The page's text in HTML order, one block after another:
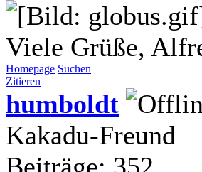
Viele Grüße,
Homepage Suchen
Zitieren
humboldt
Kakadu-Freund
Beiträge: 352